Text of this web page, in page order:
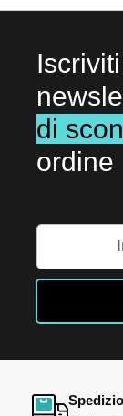
di
ordine
nostra